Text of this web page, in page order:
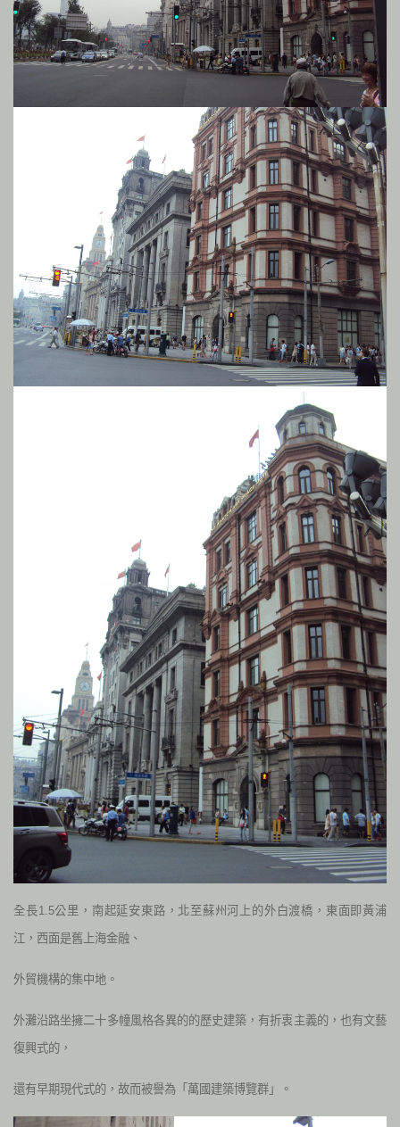
全長1.5公里，南起延安東路，北至蘇州河上的外白渡橋，東面即黃浦
江，西面是舊上海金融、
外貿機構的集中地。
外灘沿路坐擁二十多幢風格各異的的歷史建築，有折衷主義的，也有文藝
復興式的，
還有早期現代式的，故而被譽為「萬國建築博覽群」。